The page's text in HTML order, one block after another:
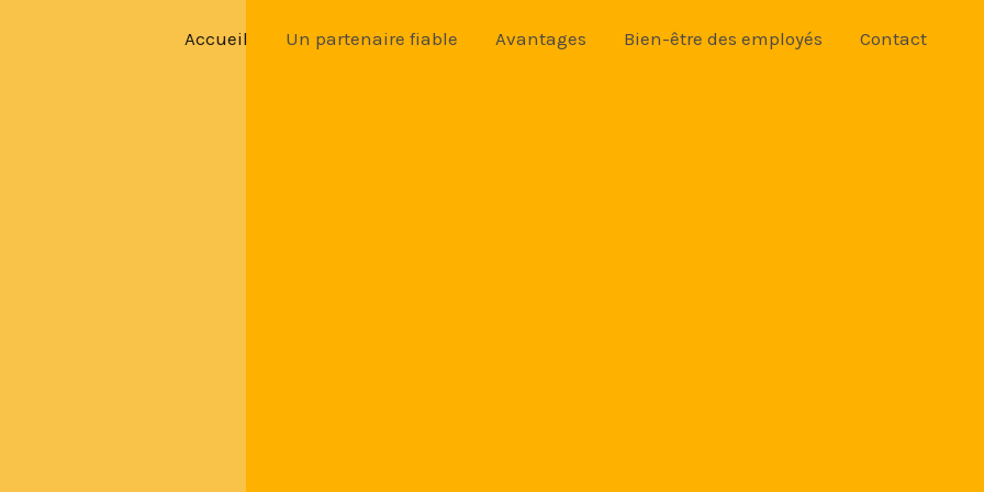
Accueil Un partenaire fiable Avantages Bien-être des employés Contact